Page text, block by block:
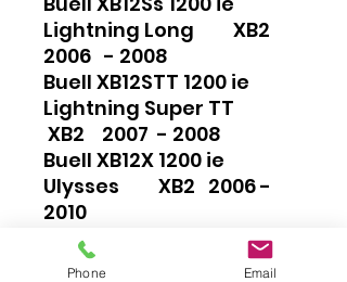
Lightning Long XB2
2006 - 2008
Buell XB12STT 1200 ie
Lightning Super TT
XB2 2007 - 2008
Buell XB12X 1200 ie
Ulysses XB2 2006 -
2010
Buell XB9R 1000 ie Firebolt
XB 2002 - 2004
Phone Email